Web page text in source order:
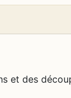
et des